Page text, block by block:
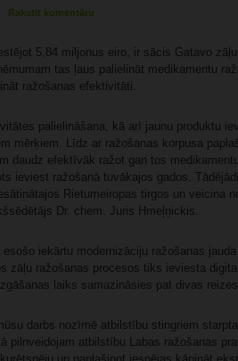
Rakstīt komentāru
5,84 miljonus eiro, ir sācis Gatavo
tas ļaus palielināt medikamentu
ražošanas efektivitāti.
palielināšana, kā arī jaunu produktu
mērķiem. Līdz ar ražošanas korpusa
daudz efektīvāk ražot gan tos
ieviest ražošanā tuvākajos gados.
Rietumeiropas tirgos un veicina
Dr. chem. Juris Hmeļņickis.
iekārtu modernizāciju ražošanas
zāļu ražošanas procesos tiks ieviesta
laiks samazināsies pat divas
darbs nozīmē atbilstību stingriem
pilnveidojam atbilstību Labas ražošanas